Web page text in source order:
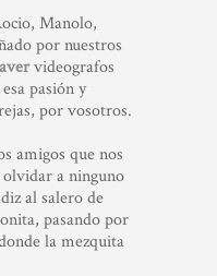
Manolo,
por nuestros
videografos
pasión y
por vosotros.
amigos que nos
a ninguno
al salero de
pasando por
la mezquita